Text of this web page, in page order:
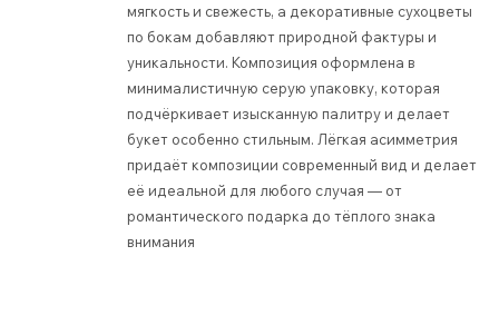
мягкость и свежесть, а декоративные сухоцветы
по бокам добавляют природной фактуры и
уникальности. Композиция оформлена в
минималистичную серую упаковку, которая
подчёркивает изысканную палитру и делает
букет особенно стильным. Лёгкая асимметрия
придаёт композиции современный вид и делает
её идеальной для любого случая — от
романтического подарка до тёплого знака
внимания